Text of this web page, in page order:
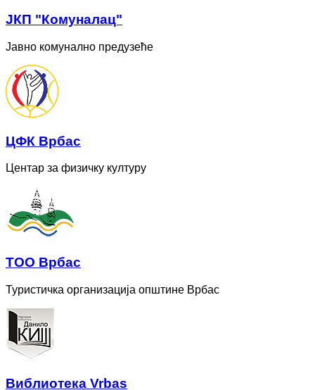
ЈКП "Комуналац"
Јавно комунално предузеће
ЦФК Врбас
Центар за физичку културу
ТОО Врбас
Туристичка организација општине Врбас
Bиблиотека Vrbas